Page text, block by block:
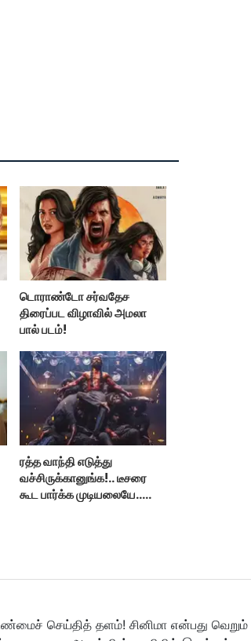
டொராண்டோ சர்வதேச
திரைப்பட விழாவில் அமலா
பால் படம்!
ரத்த வாந்தி எடுத்து
வச்சிருக்கானுங்க!.. டீசரை
கூட பார்க்க முடியலையே..
செய்தித் தளம்! சினிமா என்பது வெறும்